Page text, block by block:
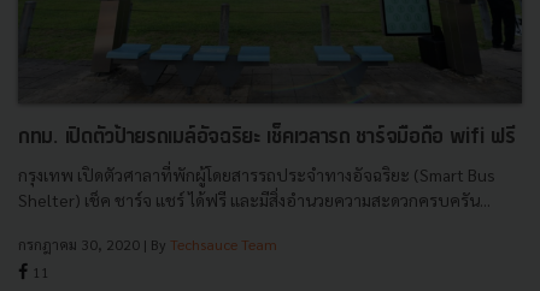
กทม. เปิดตัวป้ายรถเมล์อัจฉริยะ เช็คเวลารถ ชาร์จมือถือ wifi ฟรี
กรุงเทพ เปิดตัวศาลาที่พักผู้โดยสารรถประจำทางอัจฉริยะ (Smart Bus
Shelter) เช็ค ชาร์จ แชร์ ได้ฟรี และมีสิ่งอำนวยความสะดวกครบครัน...
กรกฎาคม 30, 2020 | By Techsauce Team
11